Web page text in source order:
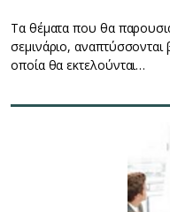
Τα θέματα που θα
σεμινάριο,
οποία θα εκτελούνται…